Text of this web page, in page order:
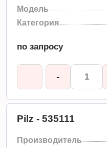
Модель
Категория
по запросу
-
Pilz - 535111
Производитель